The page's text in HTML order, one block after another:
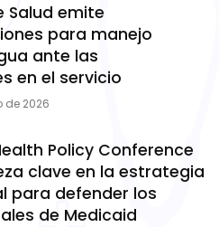
Salud emite
para manejo
ante las
en el servicio
de 2026
Policy Conference
clave en la estrategia
para defender los
de Medicaid